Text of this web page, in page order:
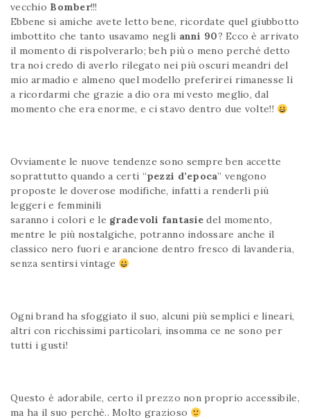
vecchio Bomber!!!
Ebbene si amiche avete letto bene, ricordate quel giubbotto
imbottito che tanto usavamo negli anni 90? Ecco è arrivato
il momento di rispolverarlo; beh più o meno perché detto
tra noi credo di averlo rilegato nei più oscuri meandri del
mio armadio e almeno quel modello preferirei rimanesse lì
a ricordarmi che grazie a dio ora mi vesto meglio, dal
momento che era enorme, e ci stavo dentro due volte!!
Ovviamente le nuove tendenze sono sempre ben accette
soprattutto quando a certi “pezzi d’epoca” vengono
proposte le doverose modifiche, infatti a renderli più
leggeri e femminili
saranno i colori e le gradevoli fantasie del momento,
mentre le più nostalgiche, potranno indossare anche il
classico nero fuori e arancione dentro fresco di lavanderia,
senza sentirsi vintage
Ogni brand ha sfoggiato il suo, alcuni più semplici e lineari,
altri con ricchissimi particolari, insomma ce ne sono per
tutti i gusti!
Questo è adorabile, certo il prezzo non proprio accessibile,
ma ha il suo perchè.. Molto grazioso